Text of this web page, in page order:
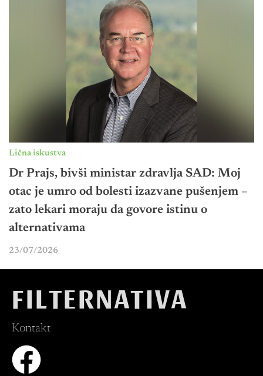
Lična iskustva
Dr Prajs, bivši ministar zdravlja SAD: Moj
otac je umro od bolesti izazvane pušenjem –
zato lekari moraju da govore istinu o
alternativama
23/07/2026
FILTERNATIVA
Kontakt